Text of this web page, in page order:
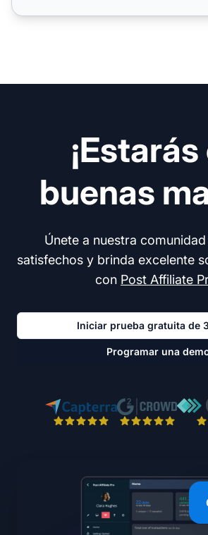
¡Estarás
buenas
Únete a nuestra
satisfechos y brinda excelente
con Post Affiliate
Iniciar prueba gratuita de
Programar una